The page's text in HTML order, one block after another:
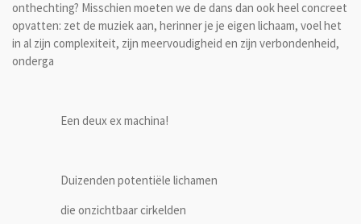
onthechting? Misschien moeten we de dans dan ook heel concreet
opvatten: zet de muziek aan, herinner je je eigen lichaam, voel het
in al zijn complexiteit, zijn meervoudigheid en zijn verbondenheid,
onderga
Een deux ex machina!
Duizenden potentiële lichamen
die onzichtbaar cirkelden